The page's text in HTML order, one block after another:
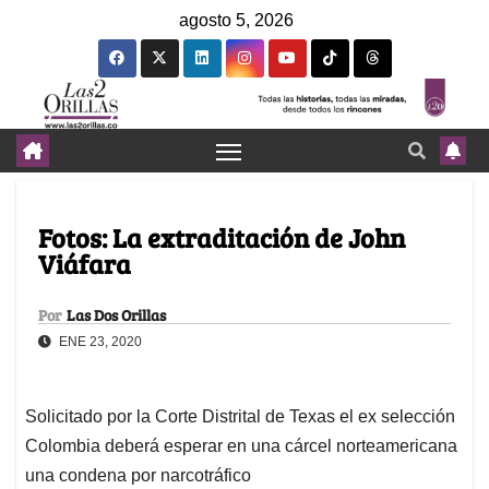
agosto 5, 2026
Fotos: La extraditación de John
Viáfara
Por Las Dos Orillas
ENE 23, 2020
Solicitado por la Corte Distrital de Texas el ex selección
Colombia deberá esperar en una cárcel norteamericana
una condena por narcotráfico